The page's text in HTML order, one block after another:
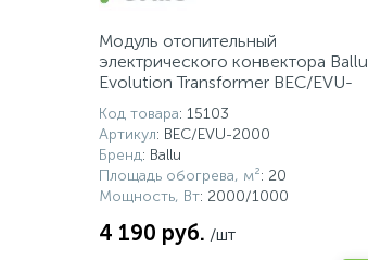
Модуль отопительный
электрического конвектора Ballu
Evolution Transformer BEC/EVU-
2000
Код товара: 15103
Артикул: BEC/EVU-2000
Бренд: Ballu
Площадь обогрева, м²: 20
Мощность, Вт: 2000/1000
4 190 руб. /шт